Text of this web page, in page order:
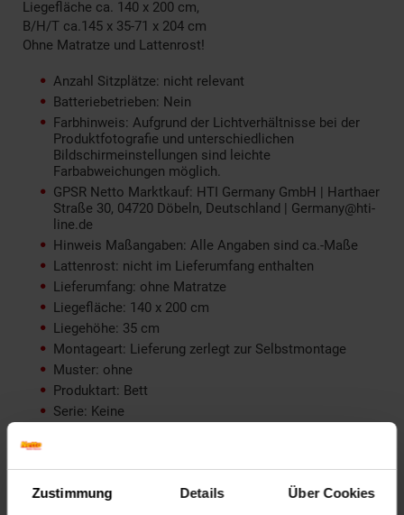
Zustimmung Details Über Cookies
Liegefläche ca. 140 x 200 cm,
B/H/T ca.145 x 35-71 x 204 cm
Ohne Matratze und Lattenrost!
Anzahl Sitzplätze: nicht relevant
Batteriebetrieben: Nein
Farbhinweis: Aufgrund der Lichtverhältnisse bei der
Produktfotografie und unterschiedlichen
Bildschirmeinstellungen sind leichte
Farbabweichungen möglich.
GPSR Netto Marktkauf: HTI Germany GmbH | Harthaer
Straße 30, 04720 Döbeln, Deutschland | Germany@hti-
line.de
Hinweis Maßangaben: Alle Angaben sind ca.-Maße
Lattenrost: nicht im Lieferumfang enthalten
Lieferumfang: ohne Matratze
Liegefläche: 140 x 200 cm
Liegehöhe: 35 cm
Montageart: Lieferung zerlegt zur Selbstmontage
Muster: ohne
Produktart: Bett
Serie: Keine
Weitere Beschreibung: Selbstaufbau mit
Montageanleitung